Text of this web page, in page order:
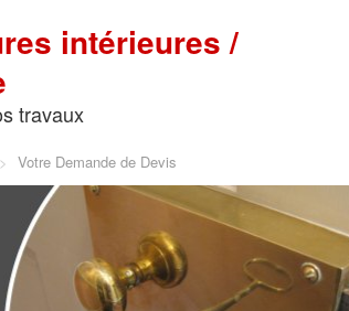
intérieures /
travaux
> Votre Demande de Devis